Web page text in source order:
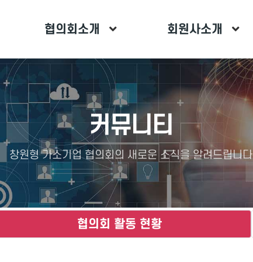
협의회소개 회원사소개
커뮤니티
창원형 가소기업 협의회의 새로운 소식을 알려드립니다
협의회 활동 현황